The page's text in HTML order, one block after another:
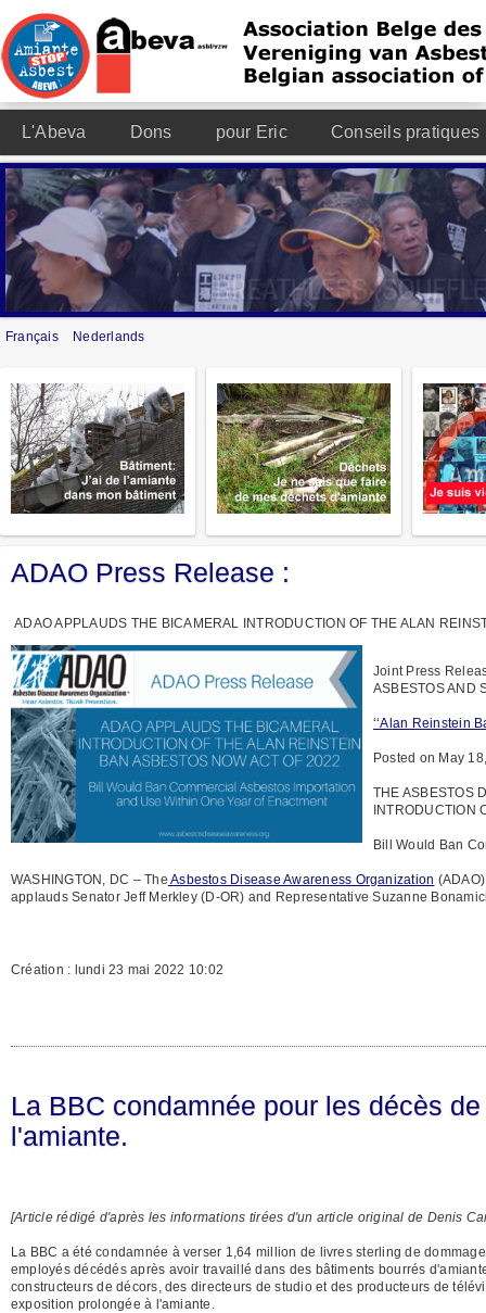
L'Abeva Dons pour Eric Conseils pratiques
Français Nederlands
ADAO Press Release :
ADAO APPLAUDS THE BICAMERAL INTRODUCTION OF THE ALAN
Joint Press
ASBESTOS AND
‘‘Alan Reinstein
Posted on May
THE ASBESTOS
INTRODUCTION
Bill Would Ban
WASHINGTON, DC – The Asbestos Disease Awareness Organization
applauds Senator Jeff Merkley (D-OR) and Representative Suzanne
Création : lundi 23 mai 2022 10:02
La BBC condamnée pour les décès
l'amiante.
[Article rédigé d'après les informations tirées d'un article original de Denis
La BBC a été condamnée à verser 1,64 million de livres sterling de
employés décédés après avoir travaillé dans des bâtiments bourrés
constructeurs de décors, des directeurs de studio et des producteurs de
exposition prolongée à l'amiante.